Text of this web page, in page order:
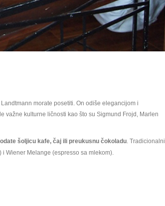
morate posetiti. On odiše elegancijom i
važne kulturne ličnosti kao što su Sigmund Frojd, Marlen
šoljicu kafe, čaj ili preukusnu čokoladu Tradicionalni
Wiener Melange (espresso sa mlekom).